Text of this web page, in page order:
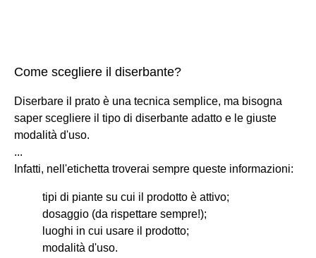
Come scegliere il diserbante?
Diserbare il prato è una tecnica semplice, ma bisogna
saper scegliere il tipo di diserbante adatto e le giuste
modalità d'uso.
...
Infatti, nell'etichetta troverai sempre queste informazioni:
tipi di piante su cui il prodotto è attivo;
dosaggio (da rispettare sempre!);
luoghi in cui usare il prodotto;
modalità d'uso.